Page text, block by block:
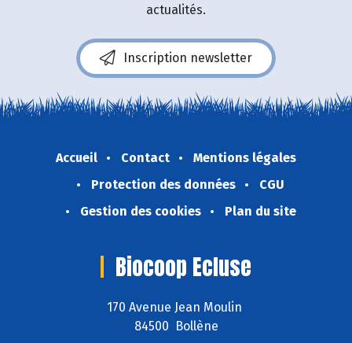
actualités.
Inscription newsletter
Accueil Contact
Mentions légales
Protection des données
CGU
Gestion des cookies
Plan du site
Biocoop Ecluse
170 Avenue Jean Moulin
84500 Bollène